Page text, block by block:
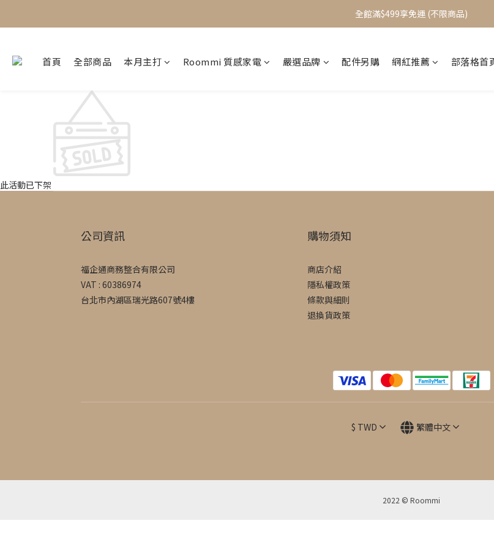
加入會員立即送$100元購物金
全館滿$499享免運 (不限商品)
首頁 全部商品 本月主打 Roommi 質感家電 嚴選品牌 配件另購 網紅推薦 部落格首
此活動已下架
公司資訊
福企通商務整合有限公司
VAT : 60386974
台北市內湖區瑞光路607號4樓
購物須知
商店介紹
隱私權政策
條款與細則
退換貨政策
$ TWD 繁體中文
2022 © Roommi